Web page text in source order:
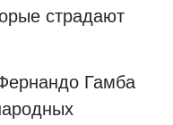
страдают
Гамба